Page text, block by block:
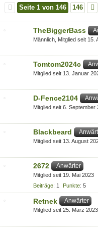
Seite 1 von 146 146
TheBiggerBass
Männlich Mitglied seit 15.
Tomtom2024c
Mitglied seit 13. Januar
D-Fence2104
Mitglied seit 6. September
Blackbeard
Mitglied seit 13. August
2672 Anwärter
Mitglied seit 19. Mai 2023
Beiträge 1 Punkte 5
Retnek Anwärter
Mitglied seit 25. März 2023